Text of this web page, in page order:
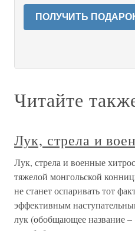
ПОЛУЧИТЬ
Читайте
Лук, стрела и
Лук, стрела и военные
тяжелой монгольской
не станет оспаривать тот
эффективным
лук (обобщающее название –